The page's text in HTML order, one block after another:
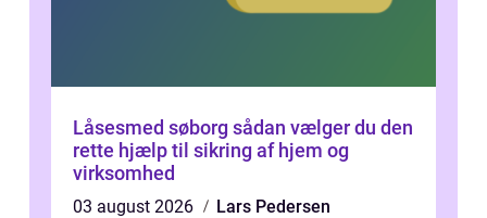
Låsesmed søborg sådan vælger du den
rette hjælp til sikring af hjem og
virksomhed
03 august 2026
Lars Pedersen